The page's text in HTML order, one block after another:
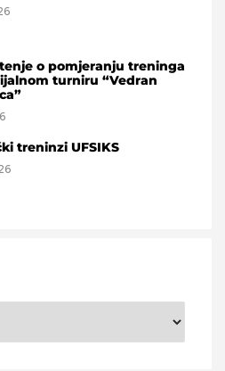
o pomjeranju treninga
turniru “Vedran
treninzi UFSIKS